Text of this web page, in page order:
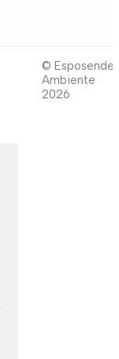
© Esposende
Ambiente
2026